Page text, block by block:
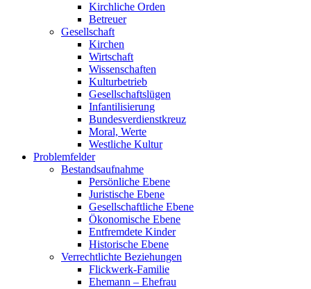
Kirchliche Orden
Betreuer
Gesellschaft
Kirchen
Wirtschaft
Wissenschaften
Kulturbetrieb
Gesellschaftslügen
Infantilisierung
Bundesverdienstkreuz
Moral, Werte
Westliche Kultur
Problemfelder
Bestandsaufnahme
Persönliche Ebene
Juristische Ebene
Gesellschaftliche Ebene
Ökonomische Ebene
Entfremdete Kinder
Historische Ebene
Verrechtlichte Beziehungen
Flickwerk-Familie
Ehemann – Ehefrau